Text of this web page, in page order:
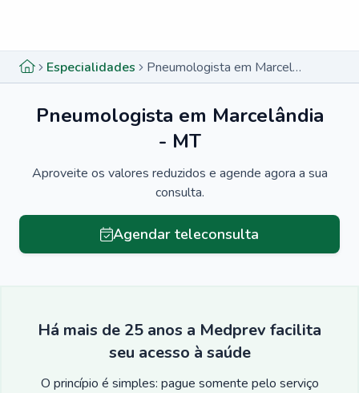
Especialidades Pneumologista em Marcelândia - MT
Pneumologista em Marcelândia
- MT
Aproveite os valores reduzidos e agende agora a sua
consulta.
Agendar teleconsulta
Há mais de 25 anos a Medprev facilita
seu acesso à saúde
O princípio é simples: pague somente pelo serviço